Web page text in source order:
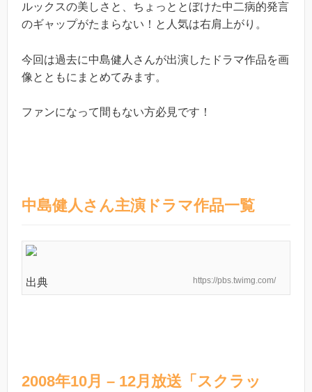
ルックスの美しさと、ちょっととぼけた中二病的発言
のギャップがたまらない！と人気は右肩上がり。
今回は過去に中島健人さんが出演したドラマ作品を画
像とともにまとめてみます。
ファンになって間もない方必見です！
中島健人さん主演ドラマ作品一覧
出典 https://pbs.twimg.com/
2008年10月 – 12月放送「スクラッ